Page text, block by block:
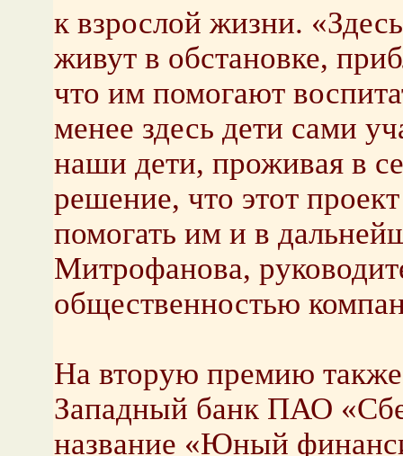
к взрослой жизни.
живут в обстановке,
что им помогают
менее здесь дети сами
наши дети, проживая в
решение, что этот
помогать им и в
Митрофанова,
общественностью
На вторую премию
Западный банк ПАО
название «Юный